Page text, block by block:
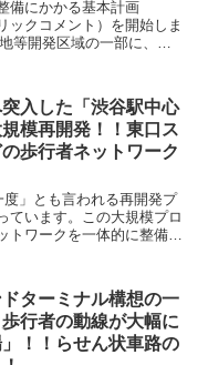
備にかかる基本計画
ックコメント）を開始しま
等開発区域の一部に、新
入した「渋谷駅中心
模再開発！！東口ス
歩行者ネットワーク
」とも言われる再開発プ
ています。この大規模プロ
ワークを一体的に整備す
ターミナル構想の一
行者の動線が大幅に
！！らせん状車路の